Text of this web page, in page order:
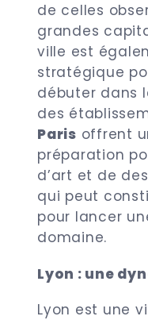
de celles
grandes
ville est
stratégique
débuter dans
des
Paris offrent
préparation
d’art et de
qui peut
pour lancer
domaine.
Lyon : une
Lyon est une